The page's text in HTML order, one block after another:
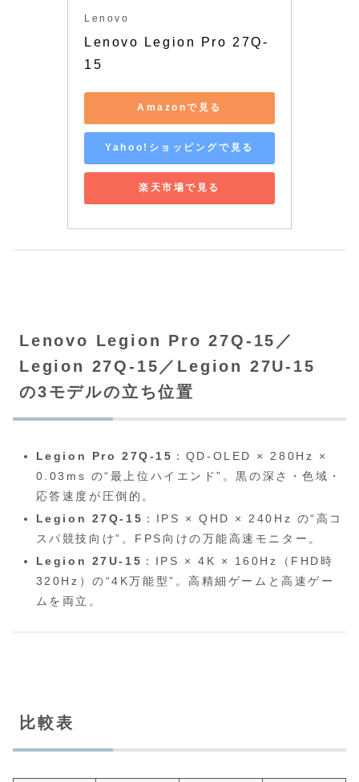
Lenovo
Lenovo Legion Pro 27Q-
15
Amazonで見る
Yahoo!ショッピングで見る
楽天市場で見る
Lenovo Legion Pro 27Q-15／
Legion 27Q-15／Legion 27U-15
の3モデルの立ち位置
Legion Pro 27Q‑15 ：QD‑OLED × 280Hz ×
0.03ms の“最上位ハイエンド”。黒の深さ・色域・
応答速度が圧倒的。
Legion 27Q‑15 ：IPS × QHD × 240Hz の“高コ
スパ競技向け”。FPS向けの万能高速モニター。
Legion 27U‑15 ：IPS × 4K × 160Hz（FHD時
320Hz）の“4K万能型”。高精細ゲームと高速ゲー
ムを両立。
比較表